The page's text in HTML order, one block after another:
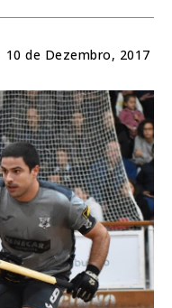
10 de Dezembro, 2017